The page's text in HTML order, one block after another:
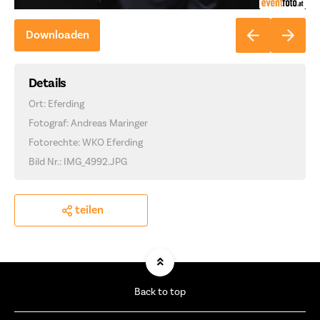
Downloaden
Details
Ort: Eferding
Fotograf: Andreas Maringer
Fotorechte: WKO Eferding
Bild Nr.: IMG_4992.JPG
teilen
Back to top